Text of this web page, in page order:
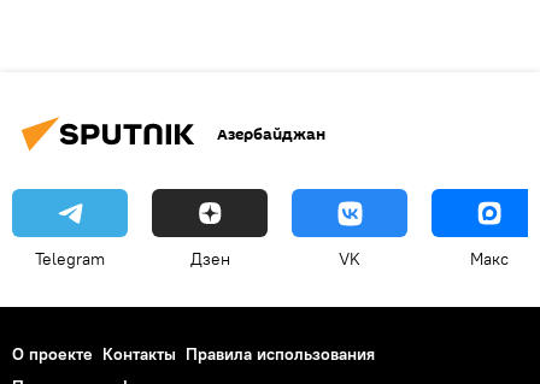
Азербайджан
Telegram Дзен VK Макс
О проекте Контакты Правила использования